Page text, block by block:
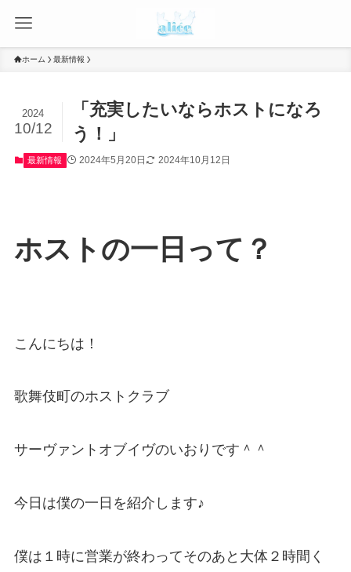
ホーム 最新情報
「充実したいならホストになろ
う！」
2024
10/12
最新情報 2024年5月20日 2024年10月12日
ホストの一日って？
こんにちは！
歌舞伎町のホストクラブ
サーヴァントオブイヴのいおりです＾＾
今日は僕の一日を紹介します♪
僕は１時に営業が終わってそのあと大体２時間く